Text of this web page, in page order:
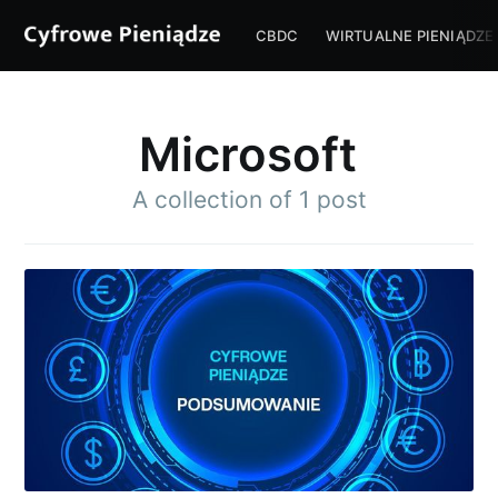
CBDC WIRTUALNE PIENIĄDZE
Microsoft
A collection of 1 post